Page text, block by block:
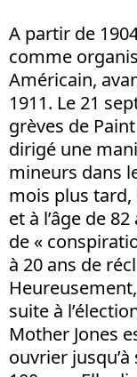
A partir de
comme
Américain,
1911. Le 21
grèves de
dirigé une
mineurs dans
mois plus tard,
et à l’âge de
de «
à 20 ans de
suite à
Mother Jones
ouvrier jusqu’à